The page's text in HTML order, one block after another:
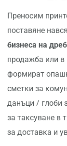
Преносим
поставяне
бизнеса на
продажба или в
формират
сметки за
данъци / глоби
за таксуване в
за доставка и